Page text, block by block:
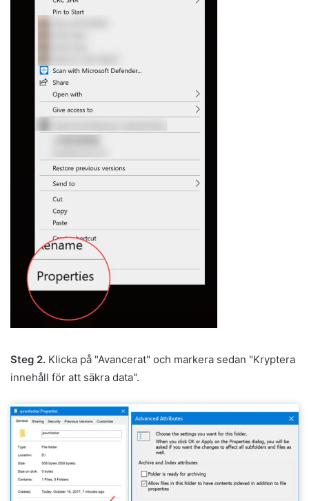
Steg 2. Klicka på "Avancerat" och markera sedan "Kryptera
innehåll för att säkra data".